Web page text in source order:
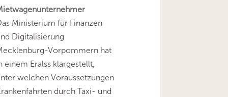
Ministerium für Finanzen
Digitalisierung
Vorpommern hat
einem Eralss klargestellt,
welchen Voraussetzungen
durch Taxi- und